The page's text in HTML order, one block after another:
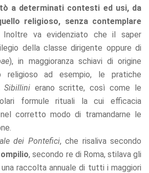
a determinati contesti ed usi, da
religioso, senza contemplare
va evidenziato che il saper
della classe dirigente oppure di
), in maggioranza schiavi di origine
religioso ad esempio, le pratiche
Sibillinierano scritte, così come le
formule rituali la cui efficacia
corretto modo di tramandarne le
dei Pontefici, che risaliva secondo
, secondo re di Roma, stilava gli
una raccolta annuale di tutti i maggiori